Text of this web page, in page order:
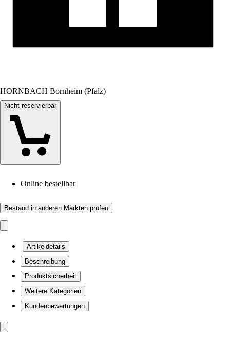
HORNBACH Bornheim (Pfalz)
Nicht reservierbar
Online bestellbar
Bestand in anderen Märkten prüfen
Artikeldetails
Beschreibung
Produktsicherheit
Weitere Kategorien
Kundenbewertungen